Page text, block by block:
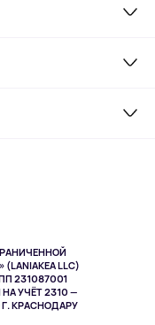
LLC)
231087001
УЧЁТ 2310 —
КРАСНОДАРУ